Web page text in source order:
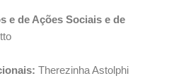
e de Ações Sociais e de
Therezinha Astolphi